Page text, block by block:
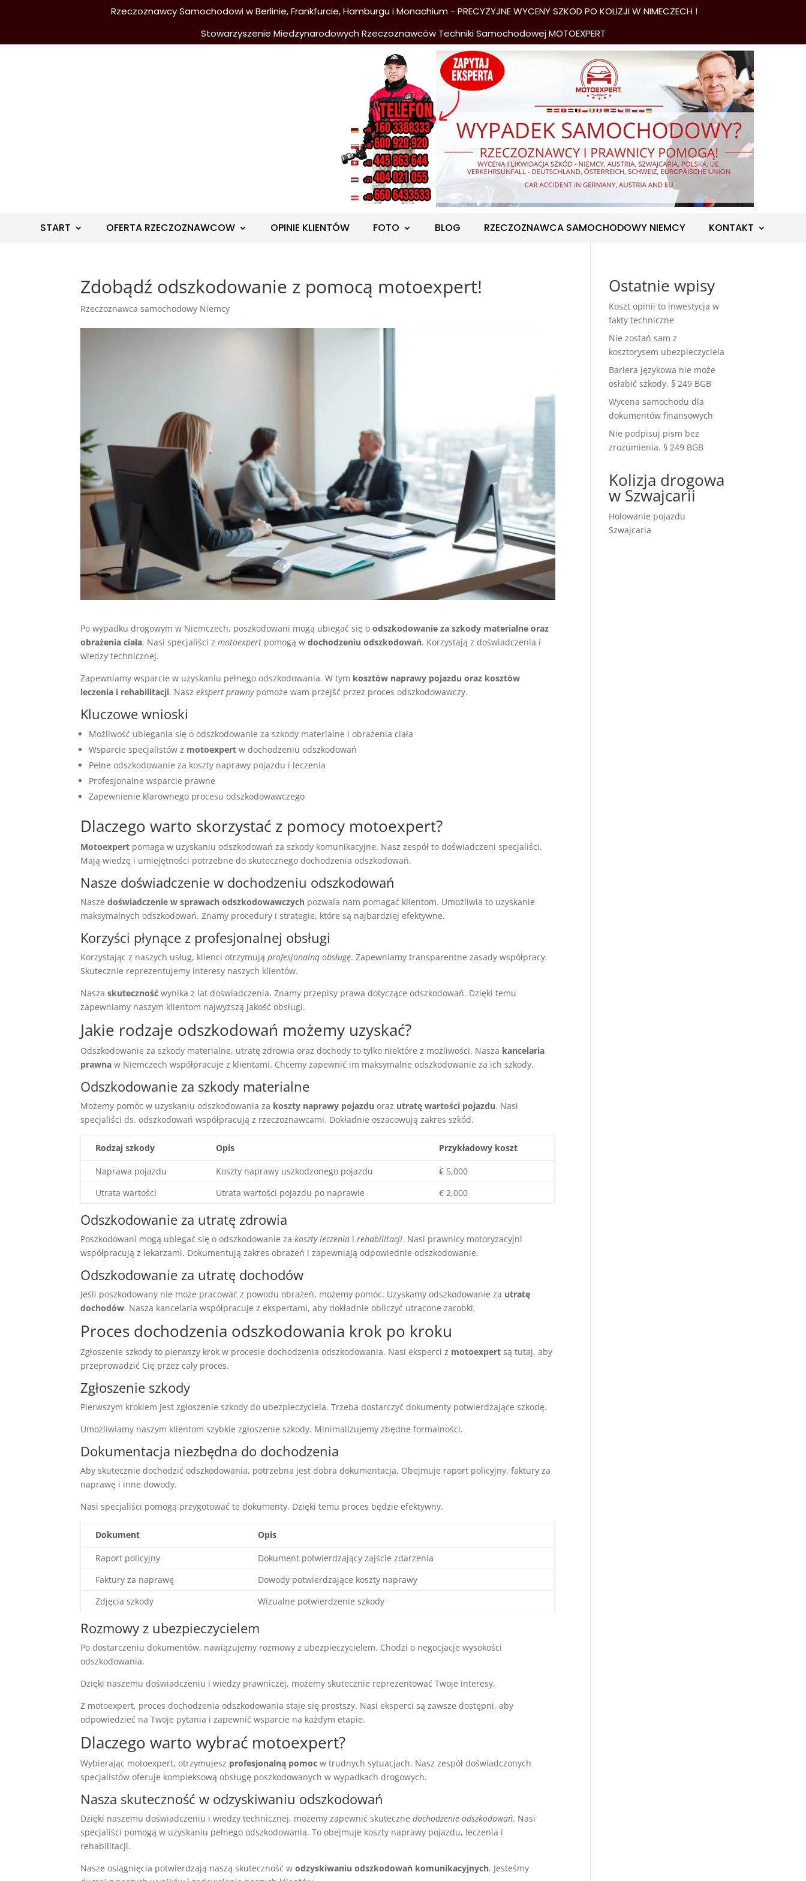
Rzeczoznawcy Samochodowi w Berlinie, Frankfurcie, Hamburgu i Monachium - PRECYZYJNE WYCENY SZKOD PO KOLIZJI W NIMECZECH !
Stowarzyszenie Miedzynarodowych Rzeczoznawców Techniki Samochodowej MOTOEXPERT
START OFERTA RZECZOZNAWCOW OPINIE KLIENTÓW FOTO BLOG RZECZOZNAWCA SAMOCHODOWY NIEMCY KONTAKT
Zdobądź odszkodowanie z pomocą motoexpert!
Rzeczoznawca samochodowy Niemcy
Po wypadku drogowym w Niemczech, poszkodowani mogą ubiegać się oodszkodowanie za szkody materialne oraz
obrażenia ciała. Nasi specjaliści zmotoexpert pomogą wdochodzeniu odszkodowań. Korzystają z doświadczenia i
wiedzy technicznej.
Zapewniamy wsparcie w uzyskaniu pełnego odszkodowania. W tym kosztów naprawy pojazdu oraz kosztów
leczenia i rehabilitacji. Naszekspert prawnypomoże wam przejść przez proces odszkodowawczy.
Kluczowe wnioski
Możliwość ubiegania się o odszkodowanie za szkody materialne i obrażenia ciała
Wsparcie specjalistów z motoexpert w dochodzeniu odszkodowań
Pełne odszkodowanie za koszty naprawy pojazdu i leczenia
Profesjonalne wsparcie prawne
Zapewnienie klarownego procesu odszkodowawczego
Dlaczego warto skorzystać z pomocy motoexpert?
Motoexpert pomaga w uzyskaniu odszkodowań za szkody komunikacyjne. Nasz zespół to doświadczeni specjaliści.
Mają wiedzę i umiejętności potrzebne do skutecznego dochodzenia odszkodowań.
Nasze doświadczenie w dochodzeniu odszkodowań
Naszedoświadczenie w sprawach odszkodowawczych pozwala nam pomagać klientom. Umożliwia to uzyskanie
maksymalnych odszkodowań. Znamy procedury i strategie, które są najbardziej efektywne.
Korzyści płynące z profesjonalnej obsługi
Korzystając z naszych usług, klienci otrzymująprofesjonalną obsługę. Zapewniamy transparentne zasady współpracy.
Skutecznie reprezentujemy interesy naszych klientów.
Naszaskuteczność wynika z lat doświadczenia. Znamy przepisy prawa dotyczące odszkodowań. Dzięki temu
zapewniamy naszym klientom najwyższą jakość obsługi.
Jakie rodzaje odszkodowań możemy uzyskać?
Odszkodowanie za szkody materialne, utratę zdrowia oraz dochody to tylko niektóre z możliwości. Nasza kancelaria
prawna w Niemczech współpracuje z klientami. Chcemy zapewnić im maksymalne odszkodowanie za ich szkody.
Odszkodowanie za szkody materialne
Możemy pomóc w uzyskaniu odszkodowania za koszty naprawy pojazdu oraz utratę wartości pojazdu. Nasi
specjaliści ds. odszkodowań współpracują z rzeczoznawcami. Dokładnie oszacowują zakres szkód.
Rodzaj szkody Opis Przykładowy koszt
Naprawa pojazdu Koszty naprawy uszkodzonego pojazdu
€ 5,000
Utrata wartości
Utrata wartości pojazdu po naprawie € 2,000
Odszkodowanie za utratę zdrowia
Poszkodowani mogą ubiegać się o odszkodowanie zakoszty leczenia irehabilitacji. Nasi prawnicy motoryzacyjni
współpracują z lekarzami. Dokumentują zakres obrażeń i zapewniają odpowiednie odszkodowanie.
Odszkodowanie za utratę dochodów
Jeśli poszkodowany nie może pracować z powodu obrażeń, możemy pomóc. Uzyskamy odszkodowanie za utratę
dochodów. Nasza kancelaria współpracuje z ekspertami, aby dokładnie obliczyć utracone zarobki.
Proces dochodzenia odszkodowania krok po kroku
Zgłoszenie szkody to pierwszy krok w procesie dochodzenia odszkodowania. Nasi eksperci z motoexpert są tutaj, aby
przeprowadzić Cię przez cały proces.
Zgłoszenie szkody
Pierwszym krokiem jest zgłoszenie szkody do ubezpieczyciela. Trzeba dostarczyć dokumenty potwierdzające szkodę.
Umożliwiamy naszym klientom szybkie zgłoszenie szkody. Minimalizujemy zbędne formalności.
Dokumentacja niezbędna do dochodzenia
Aby skutecznie dochodzić odszkodowania, potrzebna jest dobra dokumentacja. Obejmuje raport policyjny, faktury za
naprawę i inne dowody.
Nasi specjaliści pomogą przygotować te dokumenty. Dzięki temu proces będzie efektywny.
Dokument Opis
Raport policyjny
Dokument potwierdzający zajście zdarzenia
Faktury za naprawę
Dowody potwierdzające koszty naprawy
Zdjęcia szkody
Wizualne potwierdzenie szkody
Rozmowy z ubezpieczycielem
Po dostarczeniu dokumentów, nawiązujemy rozmowy z ubezpieczycielem. Chodzi o negocjacje wysokości
odszkodowania.
Dzięki naszemu doświadczeniu i wiedzy prawniczej, możemy skutecznie reprezentować Twoje interesy.
Z motoexpert, proces dochodzenia odszkodowania staje się prostszy. Nasi eksperci są zawsze dostępni, aby
odpowiedzieć na Twoje pytania i zapewnić wsparcie na każdym etapie.
Dlaczego warto wybrać motoexpert?
Wybierając motoexpert, otrzymujesz profesjonalną pomoc w trudnych sytuacjach. Nasz zespół doświadczonych
specjalistów oferuje kompleksową obsługę poszkodowanych w wypadkach drogowych.
Nasza skuteczność w odzyskiwaniu odszkodowań
Dzięki naszemu doświadczeniu i wiedzy technicznej, możemy zapewnić skutecznedochodzenie odszkodowań. Nasi
specjaliści pomogą w uzyskaniu pełnego odszkodowania. To obejmuje koszty naprawy pojazdu, leczenia i
rehabilitacji.
Nasze osiągnięcia potwierdzają naszą skuteczność wodzyskiwaniu odszkodowań komunikacyjnych. Jesteśmy
Ostatnie wpisy
Koszt opinii to inwestycja w
fakty techniczne
Nie zostań sam z
kosztorysem ubezpieczyciela
Bariera językowa nie może
osłabić szkody. § 249 BGB
Wycena samochodu dla
dokumentów finansowych
Nie podpisuj pism bez
zrozumienia. § 249 BGB
Kolizja drogowa
w Szwajcarii
Holowanie pojazdu
Szwajcaria